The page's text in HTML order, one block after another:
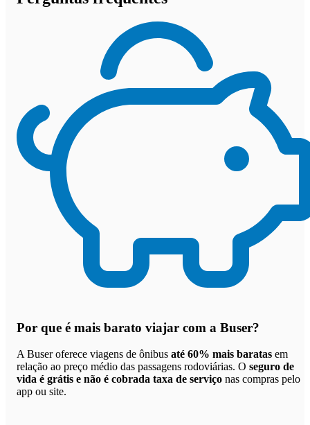
Por que é mais barato viajar com a Buser?
A Buser oferece viagens de ônibus até 60% mais baratas em
relação ao preço médio das passagens rodoviárias. O seguro de
vida é grátis e não é cobrada taxa de serviço nas compras pelo
app ou site.